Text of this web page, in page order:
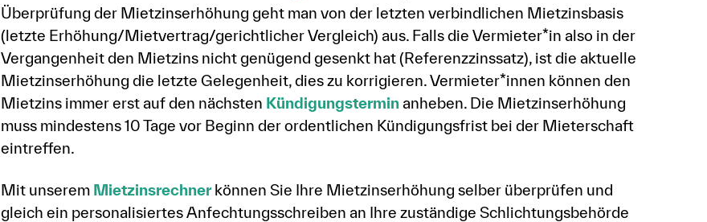
Überprüfung der Mietzinserhöhung geht man von der letzten verbindlichen Mietzinsbasis
(letzte Erhöhung/Mietvertrag/gerichtlicher Vergleich) aus. Falls die Vermieter*in also in der
Vergangenheit den Mietzins nicht genügend gesenkt hat (Referenzzinssatz), ist die aktuelle
Mietzinserhöhung die letzte Gelegenheit, dies zu korrigieren. Vermieter*innen können den
Mietzins immer erst auf den nächsten Kündigungsterminanheben. Die Mietzinserhöhung
muss mindestens 10 Tage vor Beginn der ordentlichen Kündigungsfrist bei der Mieterschaft
eintreffen.
Mit unserem Mietzinsrechnerkönnen Sie Ihre Mietzinserhöhung selber überprüfen und
gleich ein personalisiertes Anfechtungsschreiben an Ihre zuständige Schlichtungsbehörde